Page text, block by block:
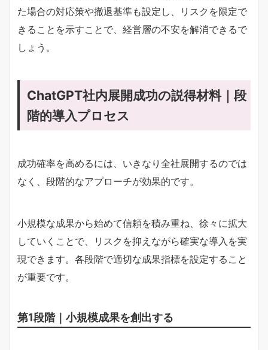
た場合の対応策や撤退基準も設定し、リスクを限定で
きることを示すことで、経営層の不安を解消できるで
しょう。
ChatGPT社内展開成功の説得材料｜段
階的導入プロセス
成功確率を高めるには、いきなり全社展開するのでは
なく、段階的なアプローチが効果的です。
小規模な成果から始めて信頼を積み重ね、徐々に拡大
していくことで、リスクを抑えながら確実な導入を実
現できます。各段階で適切な成果指標を設定すること
が重要です。
第1段階｜小規模成果を創出する